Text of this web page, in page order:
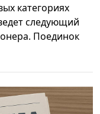
категориях
следующий
Поединок